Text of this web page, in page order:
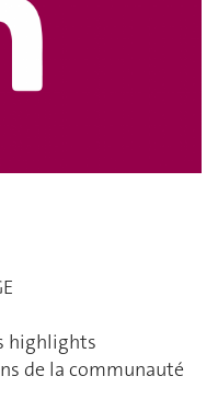
highlights
de la communauté